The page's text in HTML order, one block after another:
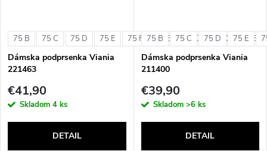
75 B 75 C 75 D 75 E 75 F 80 B 80 C 80 D 80 E
Dámska podprsenka Viania
221463
€41,90
Skladom 4 ks
DETAIL
75 B 75 C 75 D 75 E
Dámska podprsenka Viania
211400
€39,90
Skladom >6 ks
DETAIL